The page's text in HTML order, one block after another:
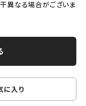
異なる場合がございま
に入り